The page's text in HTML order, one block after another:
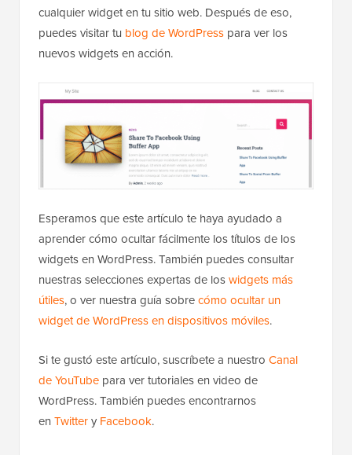
cualquier widget en tu sitio web. Después de eso,
puedes visitar tu blog de WordPress para ver los
nuevos widgets en acción.
Esperamos que este artículo te haya ayudado a
aprender cómo ocultar fácilmente los títulos de los
widgets en WordPress. También puedes consultar
nuestras selecciones expertas de loswidgets más
útiles, o ver nuestra guía sobrecómo ocultar un
widget de WordPress en dispositivos móviles.
Si te gustó este artículo, suscríbete a nuestro Canal
de YouTube para ver tutoriales en video de
WordPress. También puedes encontrarnos
en Twittery Facebook.